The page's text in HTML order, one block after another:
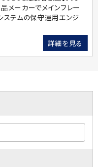
メーカーでメインフレー
ステムの保守運用エンジ
詳細を見る